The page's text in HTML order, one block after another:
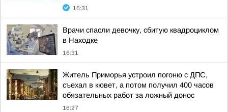
16:31
Врачи спасли девочку, сбитую квадроциклом
в Находке
16:31
Житель Приморья устроил погоню с ДПС,
съехал в кювет, а потом получил 400 часов
обязательных работ за ложный донос
16:27